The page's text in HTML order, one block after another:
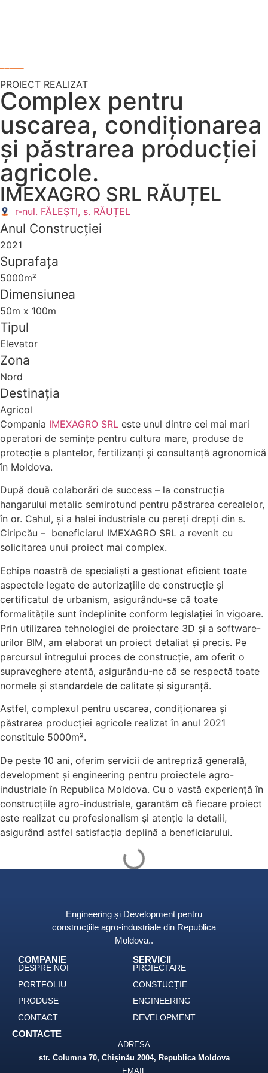
PROIECT REALIZAT
Complex pentru
uscarea, condiționarea
și păstrarea producției
agricole.
IMEXAGRO SRL RĂUȚEL
r-nul. FĂLEȘTI, s. RĂUȚEL
Anul Construcției
2021
Suprafața
5000m²
Dimensiunea
50m x 100m
Tipul
Elevator
Zona
Nord
Destinația
Agricol
Compania IMEXAGRO SRL este unul dintre cei mai mari
operatori de semințe pentru cultura mare, produse de
protecție a plantelor, fertilizanți și consultanță agronomică
în Moldova.
După două colaborări de success – la construcția
hangarului metalic semirotund pentru păstrarea cerealelor,
în or. Cahul, și a halei industriale cu pereți drepți din s.
Ciripcău – beneficiarul IMEXAGRO SRL a revenit cu
solicitarea unui proiect mai complex.
Echipa noastră de specialiști a gestionat eficient toate
aspectele legate de autorizațiile de construcție și
certificatul de urbanism, asigurându-se că toate
formalitățile sunt îndeplinite conform legislației în vigoare.
Prin utilizarea tehnologiei de proiectare 3D și a software-
urilor BIM, am elaborat un proiect detaliat și precis. Pe
parcursul întregului proces de construcție, am oferit o
supraveghere atentă, asigurându-ne că se respectă toate
normele și standardele de calitate și siguranță.
Astfel, complexul pentru uscarea, condiționarea și
păstrarea producției agricole realizat în anul 2021
constituie 5000m².
De peste 10 ani, oferim servicii de antrepriză generală,
development și engineering pentru proiectele agro-
industriale în Republica Moldova. Cu o vastă experiență în
construcțiile agro-industriale, garantăm că fiecare proiect
este realizat cu profesionalism și atenție la detalii,
asigurând astfel satisfacția deplină a beneficiarului.
Engineering și Development pentru
construcțiile agro-industriale din Republica
Moldova..
COMPANIE
DESPRE NOI
PORTFOLIU
PRODUSE
CONTACT
SERVICII
PROIECTARE
CONSTUCȚIE
ENGINEERING
DEVELOPMENT
CONTACTE
ADRESA
str. Columna 70, Chișinău 2004, Republica Moldova
EMAIL